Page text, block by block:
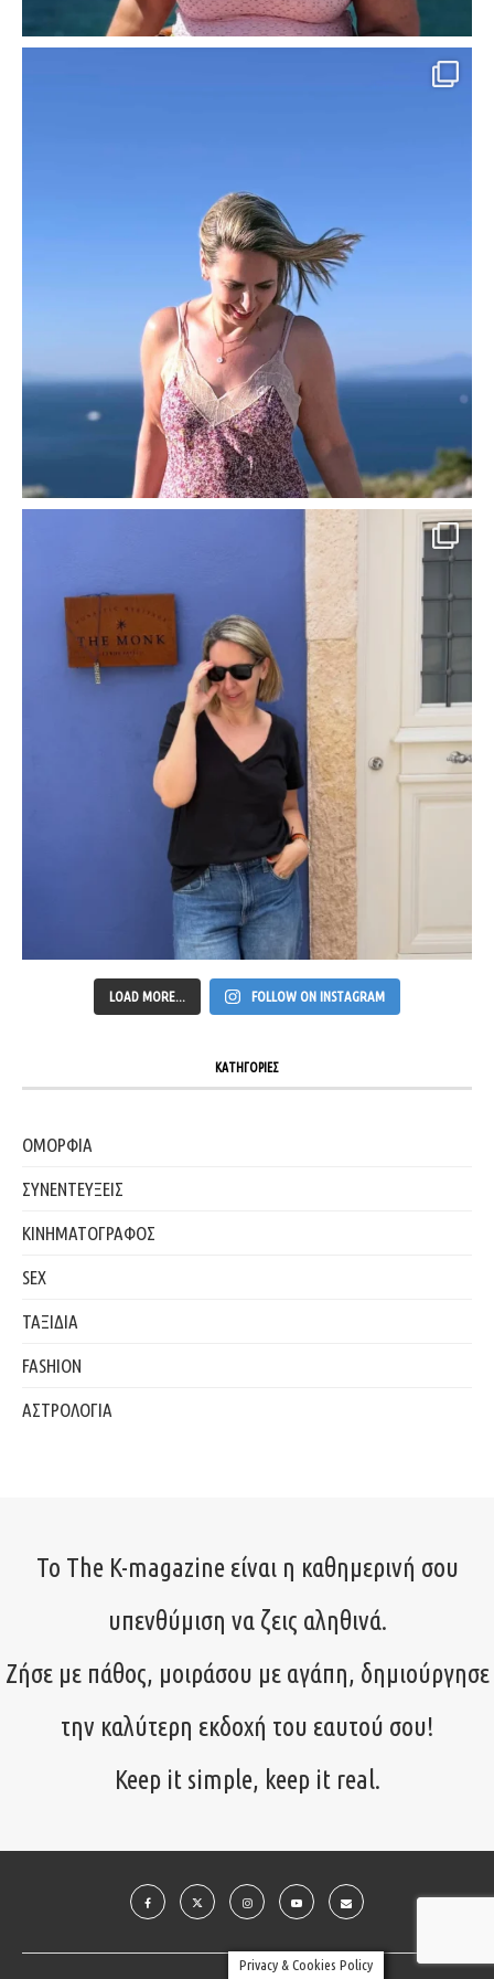
LOAD MORE... FOLLOW ON INSTAGRAM
ΚΑΤΗΓΟΡΙΕΣ
ΟΜΟΡΦΙΑ
ΣΥΝΕΝΤΕΥΞΕΙΣ
ΚΙΝΗΜΑΤΟΓΡΑΦΟΣ
SEX
ΤΑΞΙΔΙΑ
FASHION
ΑΣΤΡΟΛΟΓΙΑ
Το The K-magazine είναι η καθημερινή σου
υπενθύμιση να ζεις αληθινά.
Ζήσε με πάθος, μοιράσου με αγάπη, δημιούργησε
την καλύτερη εκδοχή του εαυτού σου!
Keep it simple, keep it real.
Privacy & Cookies Policy